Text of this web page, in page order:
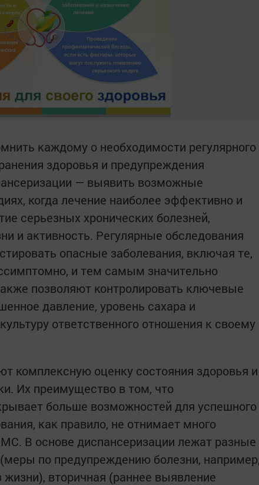
каждому о необходимости регулярного
здоровья и предупреждения
— выявить возможные
когда лечение наиболее эффективно и
серьезных хронических болезней,
и активность. Регулярные обследования
опасные заболевания, включая те,
и тем самым значительно
позволяют контролировать ключевые
давление, уровень сахара и
ответственного отношения к своему
комплексную оценку состояния здоровья и
Их преимущество в том, что
больше возможностей для успешного
как правило, не отнимает много
В основе диспансеризации лежат разные
по предупреждению болезни,
вторичная (раннее выявление